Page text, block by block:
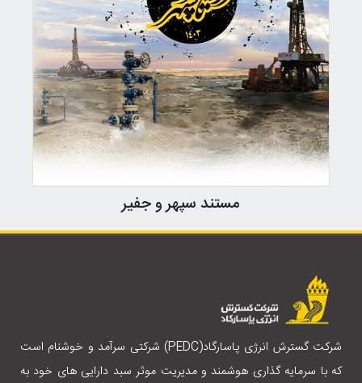
مستند سپهر و جفیر
شرکت گسترش انرژی پاسارگاد(PEDC) شرکتی سرآمد و خوشنام است
که با سرمایه گذاری هوشمند و مدیریت موثر سبد دارایی های خود به